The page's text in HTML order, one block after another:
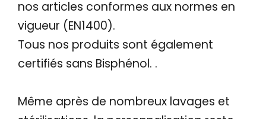
nos articles conformes aux normes en
vigueur (EN1400).
Tous nos produits sont également
certifiés sans Bisphénol. .
Même après de nombreux lavages et